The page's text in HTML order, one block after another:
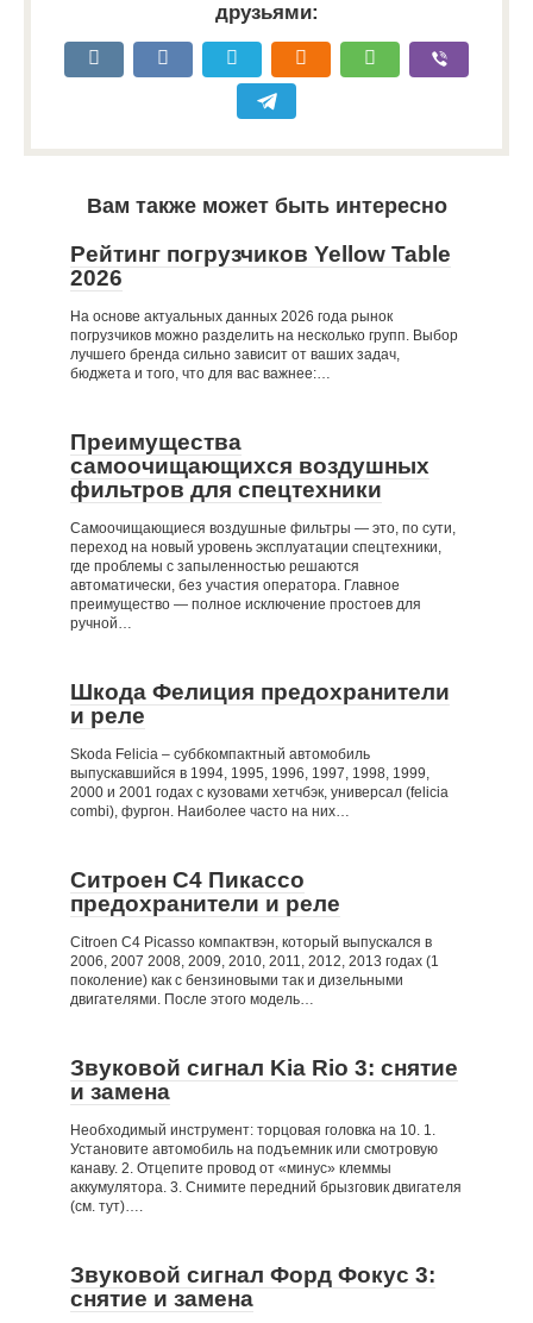
друзьями:
Вам также может быть интересно
Рейтинг погрузчиков Yellow Table
2026
На основе актуальных данных 2026 года рынок
погрузчиков можно разделить на несколько групп. Выбор
лучшего бренда сильно зависит от ваших задач,
бюджета и того, что для вас важнее:…
Преимущества
самоочищающихся воздушных
фильтров для спецтехники
Самоочищающиеся воздушные фильтры — это, по сути,
переход на новый уровень эксплуатации спецтехники,
где проблемы с запыленностью решаются
автоматически, без участия оператора. Главное
преимущество — полное исключение простоев для
ручной…
Шкода Фелиция предохранители
и реле
Skoda Felicia – суббкомпактный автомобиль
выпускавшийся в 1994, 1995, 1996, 1997, 1998, 1999,
2000 и 2001 годах с кузовами хетчбэк, универсал (felicia
combi), фургон. Наиболее часто на них…
Ситроен С4 Пикассо
предохранители и реле
Citroen C4 Picasso компактвэн, который выпускался в
2006, 2007 2008, 2009, 2010, 2011, 2012, 2013 годах (1
поколение) как с бензиновыми так и дизельными
двигателями. После этого модель…
Звуковой сигнал Kia Rio 3: снятие
и замена
Необходимый инструмент: торцовая головка на 10. 1.
Установите автомобиль на подъемник или смотровую
канаву. 2. Отцепите провод от «минус» клеммы
аккумулятора. 3. Снимите передний брызговик двигателя
(см. тут)….
Звуковой сигнал Форд Фокус 3:
снятие и замена